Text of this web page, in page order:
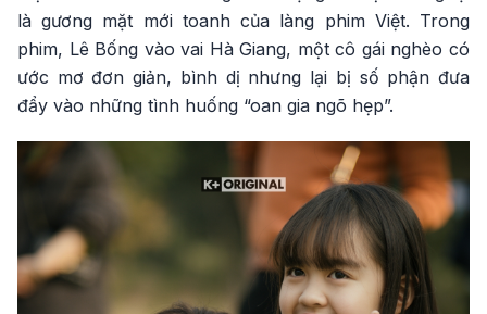
là gương mặt mới toanh của làng phim Việt. Trong
phim, Lê Bống vào vai Hà Giang, một cô gái nghèo có
ước mơ đơn giản, bình dị nhưng lại bị số phận đưa
đẩy vào những tình huống “oan gia ngõ hẹp”.